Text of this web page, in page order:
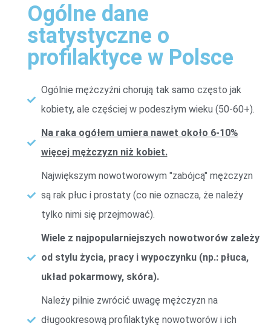
Ogólne dane
statystyczne o
profilaktyce w Polsce
Ogólnie mężczyźni chorują tak samo często jak
kobiety, ale częściej w podeszłym wieku (50-60+).
Na raka ogółem umiera nawet około 6-10%
więcej mężczyzn niż kobiet.
Największym nowotworowym "zabójcą" mężczyzn
są rak płuc i prostaty (co nie oznacza, że należy
tylko nimi się przejmować).
Wiele z najpopularniejszych nowotworów zależy
od stylu życia, pracy i wypoczynku (np.: płuca,
układ pokarmowy, skóra).
Należy pilnie zwrócić uwagę mężczyzn na
długookresową profilaktykę nowotworów i ich